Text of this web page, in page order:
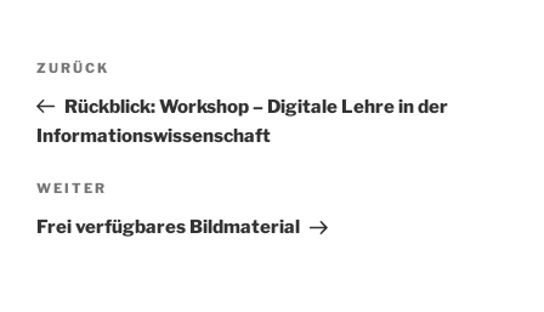
Beitragsnavigation
Vorheriger
Beitrag
ZURÜCK
Rückblick: Workshop – Digitale Lehre in der
Informationswissenschaft
Nächster
Beitrag
WEITER
Frei verfügbares Bildmaterial